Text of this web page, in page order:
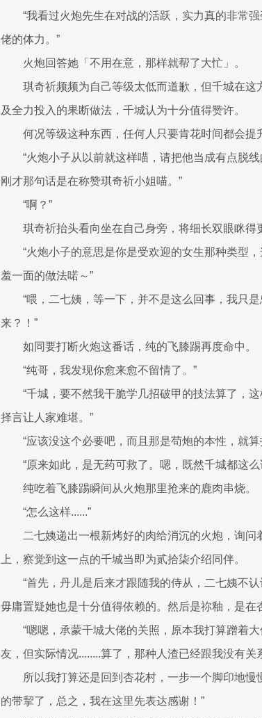
“我看过火炮先生在对战的活跃，实力真的非常
佬的体力。”
火炮回答她「不用在意，那样就帮了大忙」。
琪奇祈频频为自己等级太低而道歉，但千城在
及全力投入的果断做法，千城认为十分值得赞许。
何况等级这种东西，任何人只要肯花时间都会提
“火炮小子从以前就这样喵，请把他当成有点脱
刚才那句话是在称赞琪奇祈小姐喵。”
“啊？”
琪奇祈抬头看向坐在自己身旁，将细长双眼眯得
“火炮小子的意思是你是受欢迎的女生那种类型
羞一面的做法喏～”
“喂，二七姨，等一下，并不是这么回事，我只
来？！”
如同要打断火炮这番话，纯的飞膝踢再度命中。
“纯哥，我发现你愈来愈不留情了。”
“千城，要不然我干脆学几招破甲的技法算了，
择言让人家难堪。”
“应该没这个必要吧，而且那是苟炮的本性，就
“原来如此，是无药可救了。嗯，既然千城都这
纯吃着飞膝踢瞬间从火炮那里抢来的鹿肉串烧。
“怎么这样......”
二七姨递出一根新烤好的肉给消沉的火炮，询
上，察觉到这一点的千城当即为贰拾柒介绍同伴。
“首先，丹儿是后来才跟随我的侍从，二七姨不
毋庸置疑她也是十分值得依赖的。然后是祢釉，是在
“嗯嗯，承蒙千城大佬的关照，原本我打算蹭着
友，但实际情况........算了，那种人渣已经跟我没有关
所以我打算还是回到杏花村，一步一个脚印地
的带挈了，总之，我在这里先表达感谢！”